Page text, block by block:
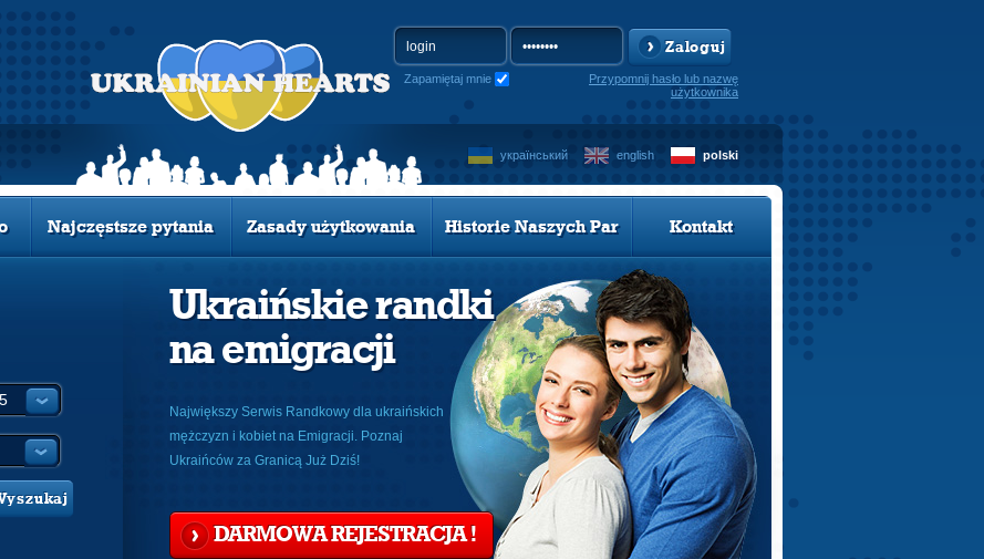
Zaloguj
Zapamiętaj mnie
Przypomnij hasło lub nazwę
użytkownika
український english polski
Najczęstsze pytania Zasady użytkowania Historie Naszych Par Kontakt
Ukraińskie randki
na emigracji
Największy Serwis Randkowy dla ukraińskich
mężczyzn i kobiet na Emigracji. Poznaj
Ukraińców za Granicą Już Dziś!
DARMOWA REJESTRACJA !